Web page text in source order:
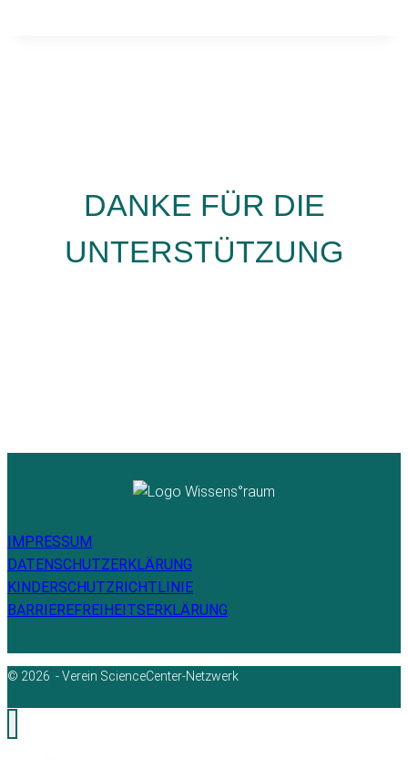
DANKE FÜR DIE
UNTERSTÜTZUNG
IMPRESSUM
DATENSCHUTZERKLÄRUNG
KINDERSCHUTZRICHTLINIE
BARRIEREFREIHEITSERKLÄRUNG
© 2026 - Verein ScienceCenter-Netzwerk